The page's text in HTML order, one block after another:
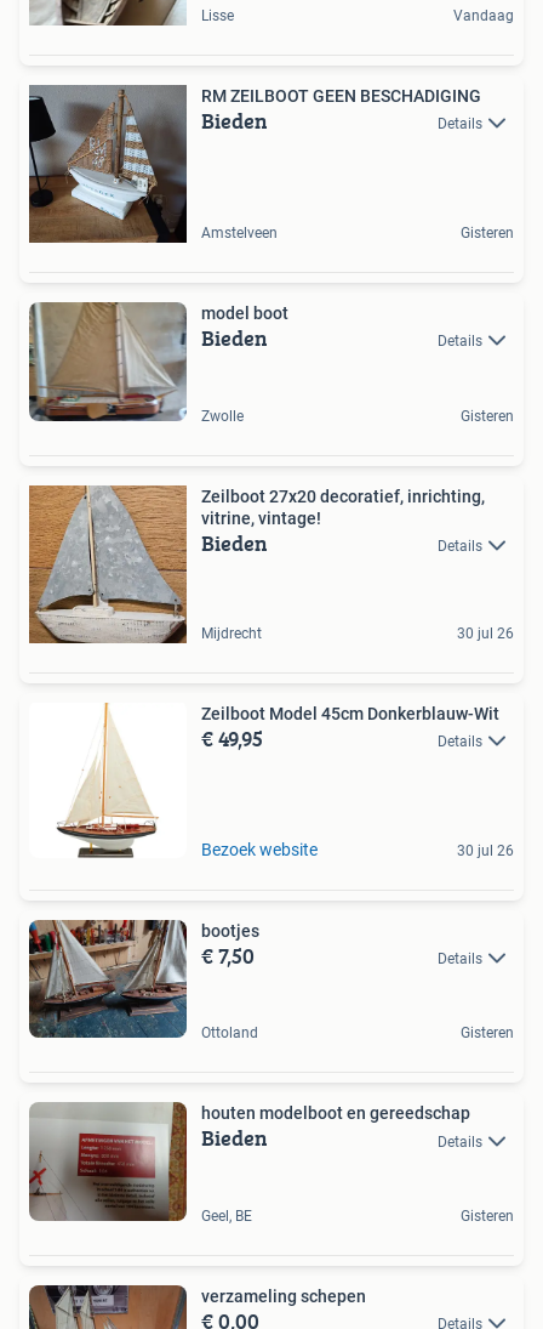
Lisse Vandaag
RM ZEILBOOT GEEN BESCHADIGING
Bieden Details
Amstelveen Gisteren
model boot
Bieden Details
Zwolle Gisteren
Zeilboot 27x20 decoratief, inrichting,
vitrine, vintage!
Bieden Details
Mijdrecht 30 jul 26
Zeilboot Model 45cm Donkerblauw-Wit
€ 49,95 Details
Bezoek website 30 jul 26
bootjes
€ 7,50 Details
Ottoland Gisteren
houten modelboot en gereedschap
Bieden Details
Geel, BE Gisteren
verzameling schepen
€ 0,00 Details